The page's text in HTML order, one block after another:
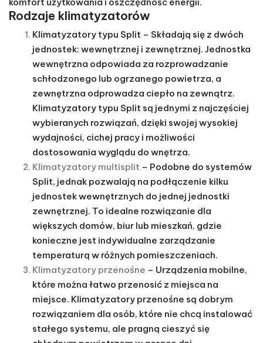
komfort użytkowania i oszczędność energii.
Rodzaje klimatyzatorów
Klimatyzatory typu Split – Składają się z dwóch
jednostek: wewnętrznej i zewnętrznej. Jednostka
wewnętrzna odpowiada za rozprowadzanie
schłodzonego lub ogrzanego powietrza, a
zewnętrzna odprowadza ciepło na zewnątrz.
Klimatyzatory typu Split są jednymi z najczęściej
wybieranych rozwiązań, dzięki swojej wysokiej
wydajności, cichej pracy i możliwości
dostosowania wyglądu do wnętrza.
Klimatyzatory multisplit – Podobne do systemów
Split, jednak pozwalają na podłączenie kilku
jednostek wewnętrznych do jednej jednostki
zewnętrznej. To idealne rozwiązanie dla
większych domów, biur lub mieszkań, gdzie
konieczne jest indywidualne zarządzanie
temperaturą w różnych pomieszczeniach.
Klimatyzatory przenośne
– Urządzenia mobilne,
które można łatwo przenosić z miejsca na
miejsce. Klimatyzatory przenośne są dobrym
rozwiązaniem dla osób, które nie chcą instalować
stałego systemu, ale pragną cieszyć się